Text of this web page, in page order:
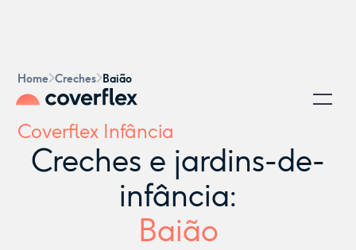
Home Creches Baião
Coverflex Infância
Creches e jardins-de-
infância:
Baião